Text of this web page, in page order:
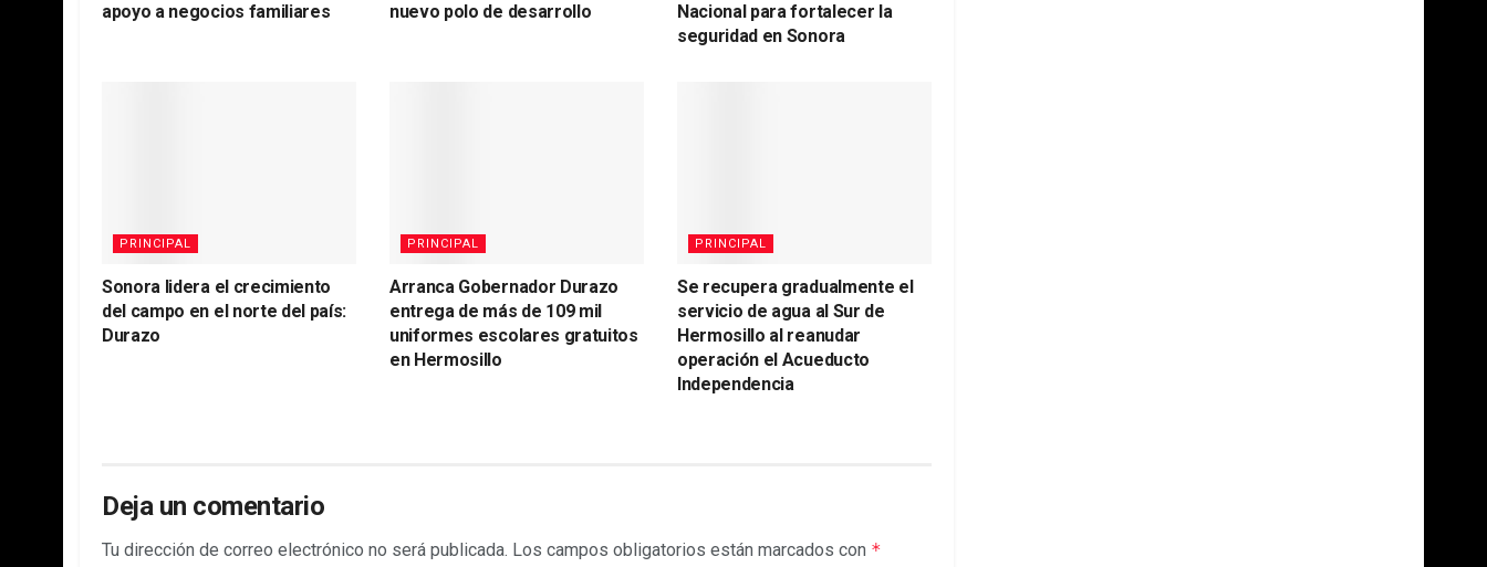
apoyo a negocios familiares
nuevo polo de desarrollo
Nacional para fortalecer la
seguridad en Sonora
PRINCIPAL
Sonora lidera el crecimiento
del campo en el norte del país:
Durazo
PRINCIPAL
Arranca Gobernador Durazo
entrega de más de 109 mil
uniformes escolares gratuitos
en Hermosillo
PRINCIPAL
Se recupera gradualmente el
servicio de agua al Sur de
Hermosillo al reanudar
operación el Acueducto
Independencia
Deja un comentario
Tu dirección de correo electrónico no será publicada. Los campos obligatorios están marcados con *